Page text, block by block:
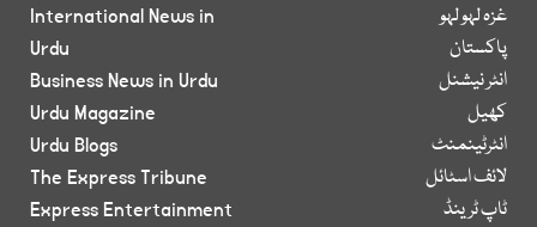
غزہ لہو لہو
پاکستان
انٹر نیشنل
کھیل
انٹرٹینمنٹ
لائف اسٹائل
ٹاپ ٹرینڈ
International News in
Urdu
Business News in Urdu
Urdu Magazine
Urdu Blogs
The Express Tribune
Express Entertainment